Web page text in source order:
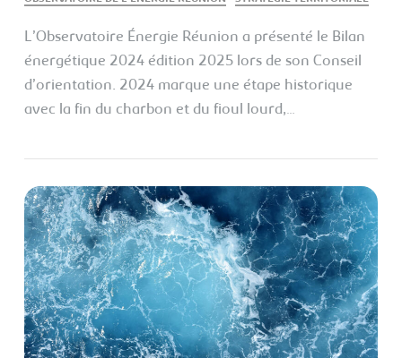
L’Observatoire Énergie Réunion a présenté le Bilan
énergétique 2024 édition 2025 lors de son Conseil
d’orientation. 2024 marque une étape historique
avec la fin du charbon et du fioul lourd,…